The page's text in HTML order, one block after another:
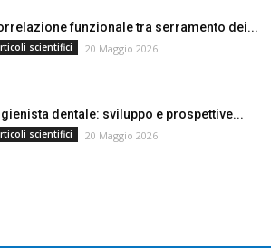
funzionale tra serramento dei...
scientifici 20 Maggio 2026
dentale: sviluppo e prospettive...
scientifici 20 Maggio 2026